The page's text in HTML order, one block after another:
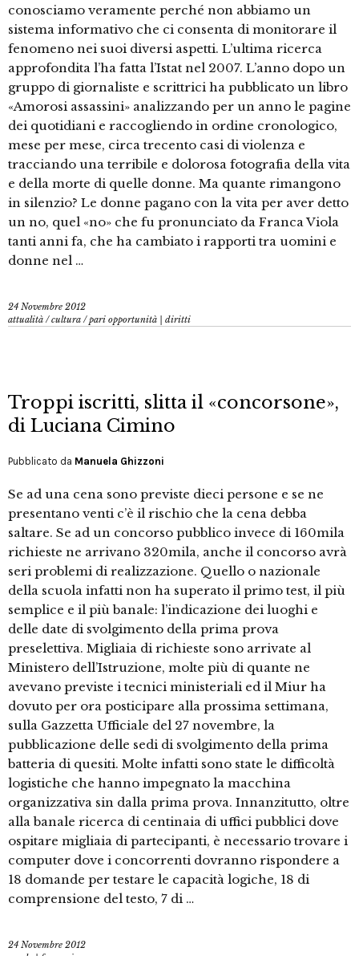
conosciamo veramente perché non abbiamo un
sistema informativo che ci consenta di monitorare il
fenomeno nei suoi diversi aspetti. L’ultima ricerca
approfondita l’ha fatta l’Istat nel 2007. L’anno dopo un
gruppo di giornaliste e scrittrici ha pubblicato un libro
«Amorosi assassini» analizzando per un anno le pagine
dei quotidiani e raccogliendo in ordine cronologico,
mese per mese, circa trecento casi di violenza e
tracciando una terribile e dolorosa fotografia della vita
e della morte di quelle donne. Ma quante rimangono
in silenzio? Le donne pagano con la vita per aver detto
un no, quel «no» che fu pronunciato da Franca Viola
tanti anni fa, che ha cambiato i rapporti tra uomini e
donne nel …
24 Novembre 2012
attualità /cultura /pari opportunità | diritti
Troppi iscritti, slitta il «concorsone»,
di Luciana Cimino
Pubblicato da Manuela Ghizzoni
Se ad una cena sono previste dieci persone e se ne
presentano venti c’è il rischio che la cena debba
saltare. Se ad un concorso pubblico invece di 160mila
richieste ne arrivano 320mila, anche il concorso avrà
seri problemi di realizzazione. Quello o nazionale
della scuola infatti non ha superato il primo test, il più
semplice e il più banale: l’indicazione dei luoghi e
delle date di svolgimento della prima prova
preselettiva. Migliaia di richieste sono arrivate al
Ministero dell’Istruzione, molte più di quante ne
avevano previste i tecnici ministeriali ed il Miur ha
dovuto per ora posticipare alla prossima settimana,
sulla Gazzetta Ufficiale del 27 novembre, la
pubblicazione delle sedi di svolgimento della prima
batteria di quesiti. Molte infatti sono state le difficoltà
logistiche che hanno impegnato la macchina
organizzativa sin dalla prima prova. Innanzitutto, oltre
alla banale ricerca di centinaia di uffici pubblici dove
ospitare migliaia di partecipanti, è necessario trovare i
computer dove i concorrenti dovranno rispondere a
18 domande per testare le capacità logiche, 18 di
comprensione del testo, 7 di …
24 Novembre 2012